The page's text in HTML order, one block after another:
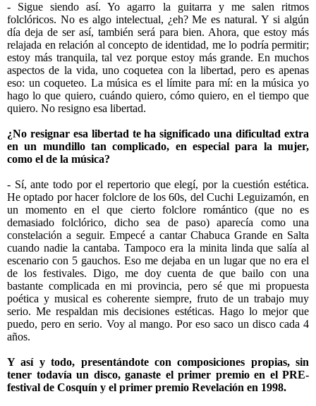
- Sigue siendo así. Yo agarro la guitarra y me salen ritmos
folclóricos. No es algo intelectual, ¿eh? Me es natural. Y si algún
día deja de ser así, también será para bien. Ahora, que estoy más
relajada en relación al concepto de identidad, me lo podría permitir;
estoy más tranquila, tal vez porque estoy más grande. En muchos
aspectos de la vida, uno coquetea con la libertad, pero es apenas
eso: un coqueteo. La música es el límite para mí: en la música yo
hago lo que quiero, cuándo quiero, cómo quiero, en el tiempo que
quiero. No resigno esa libertad.
¿No resignar esa libertad te ha significado una dificultad extra
en un mundillo tan complicado, en especial para la mujer,
como el de la música?
- Sí, ante todo por el repertorio que elegí, por la cuestión estética.
He optado por hacer folclore de los 60s, del Cuchi Leguizamón, en
un momento en el que cierto folclore romántico (que no es
demasiado folclórico, dicho sea de paso) aparecía como una
constelación a seguir. Empecé a cantar Chabuca Grande en Salta
cuando nadie la cantaba. Tampoco era la minita linda que salía al
escenario con 5 gauchos. Eso me dejaba en un lugar que no era el
de los festivales. Digo, me doy cuenta de que bailo con una
bastante complicada en mi provincia, pero sé que mi propuesta
poética y musical es coherente siempre, fruto de un trabajo muy
serio. Me respaldan mis decisiones estéticas. Hago lo mejor que
puedo, pero en serio. Voy al mango. Por eso saco un disco cada 4
años.
Y así y todo, presentándote con composiciones propias, sin
tener todavía un disco, ganaste el primer premio en el PRE-
festival de Cosquín y el primer premio Revelación en 1998.